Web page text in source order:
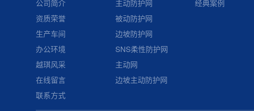
公司简介
资质荣誉
生产车间
办公环境
越琪风采
在线留言
联系方式
主动防护网
被动防护网
边坡防护网
SNS柔性防护网
主动网
边坡主动防护网
经典案例